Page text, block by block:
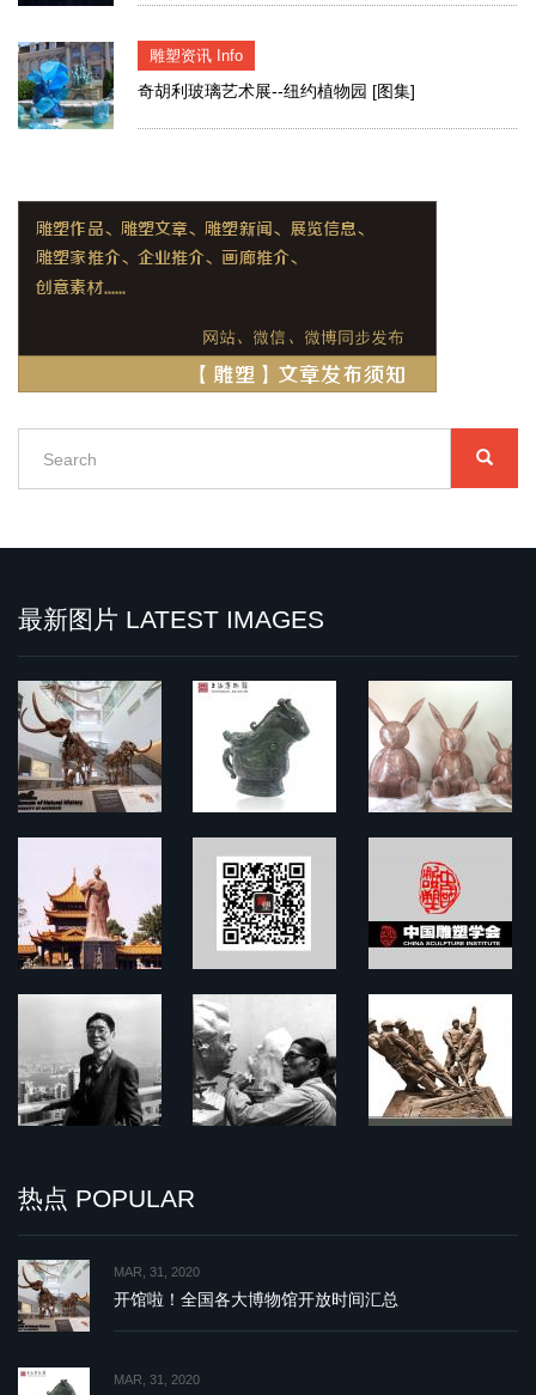
雕塑资讯 Info
奇胡利玻璃艺术展--纽约植物园 [图集]
最新图片 LATEST IMAGES
热点 POPULAR
MAR, 31, 2020
开馆啦！全国各大博物馆开放时间汇总
MAR, 31, 2020